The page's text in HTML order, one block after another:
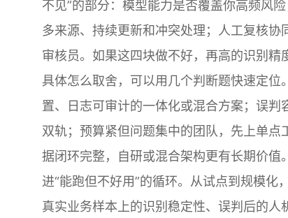
不见”的部分：模型能力是否覆盖你高频风
多来源、持续更新和冲突处理；人工复核
审核员。如果这四块做不好，再高的识别精
具体怎么取舍，可以用几个判断题快速定
置、日志可审计的一体化或混合方案；误
双轨；预算紧但问题集中的团队，先上单
据闭环完整，自研或混合架构更有长期价
进“能跑但不好用”的循环。从试点到规模化
真实业务样本上的识别稳定性、误判后的人